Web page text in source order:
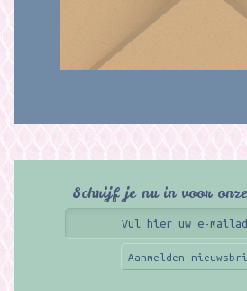
Schrijf je nu in voor
Aanmelden